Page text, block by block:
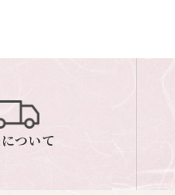
ついて